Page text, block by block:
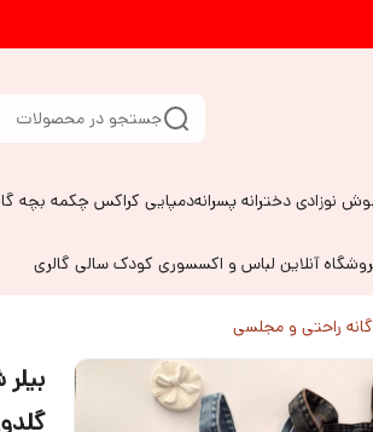
جستجو در محصولات
نوزادی دخترانه پسرانهدمپایی کراکس چکمه بچه
آنلاین لباس و اکسسوری کودک سالی گالری
راحتی و مجلسی